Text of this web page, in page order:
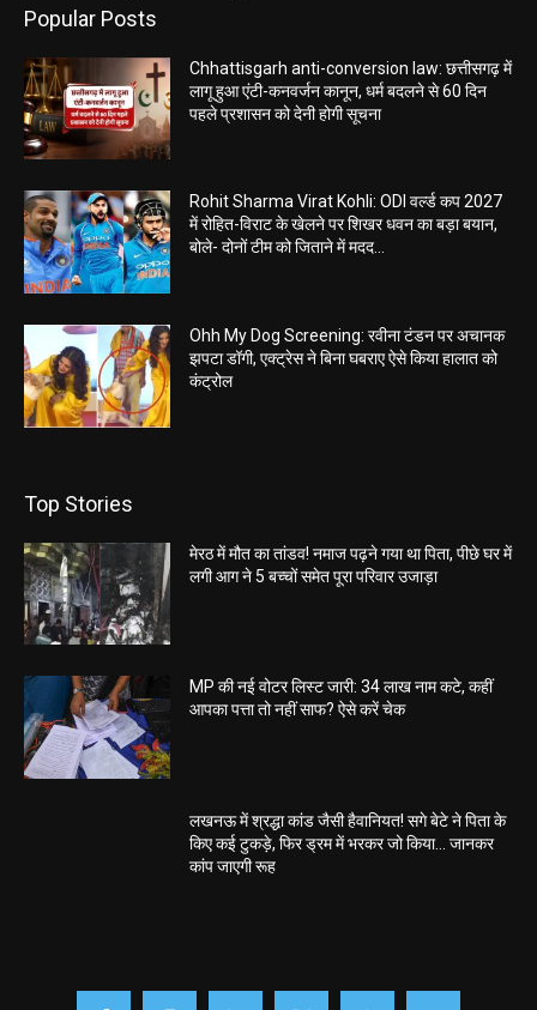
Popular Posts
Chhattisgarh anti-conversion law: छत्तीसगढ़ में
लागू हुआ एंटी-कनवर्जन कानून, धर्म बदलने से 60 दिन
पहले प्रशासन को देनी होगी सूचना
Rohit Sharma Virat Kohli: ODI वर्ल्ड कप 2027
में रोहित-विराट के खेलने पर शिखर धवन का बड़ा बयान,
बोले- दोनों टीम को जिताने में मदद...
Ohh My Dog Screening: रवीना टंडन पर अचानक
झपटा डॉगी, एक्ट्रेस ने बिना घबराए ऐसे किया हालात को
कंट्रोल
Top Stories
मेरठ में मौत का तांडव! नमाज पढ़ने गया था पिता, पीछे घर में
लगी आग ने 5 बच्चों समेत पूरा परिवार उजाड़ा
MP की नई वोटर लिस्ट जारी: 34 लाख नाम कटे, कहीं
आपका पत्ता तो नहीं साफ? ऐसे करें चेक
लखनऊ में श्रद्धा कांड जैसी हैवानियत! सगे बेटे ने पिता के
किए कई टुकड़े, फिर ड्रम में भरकर जो किया… जानकर
कांप जाएगी रूह